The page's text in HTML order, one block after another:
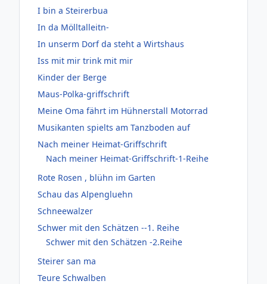
I bin a Steirerbua
In da Mölltalleitn-
In unserm Dorf da steht a Wirtshaus
Iss mit mir trink mit mir
Kinder der Berge
Maus-Polka-griffschrift
Meine Oma fährt im Hühnerstall Motorrad
Musikanten spielts am Tanzboden auf
Nach meiner Heimat-Griffschrift
Nach meiner Heimat-Griffschrift-1-Reihe
Rote Rosen , blühn im Garten
Schau das Alpengluehn
Schneewalzer
Schwer mit den Schätzen --1. Reihe
Schwer mit den Schätzen -2.Reihe
Steirer san ma
Teure Schwalben